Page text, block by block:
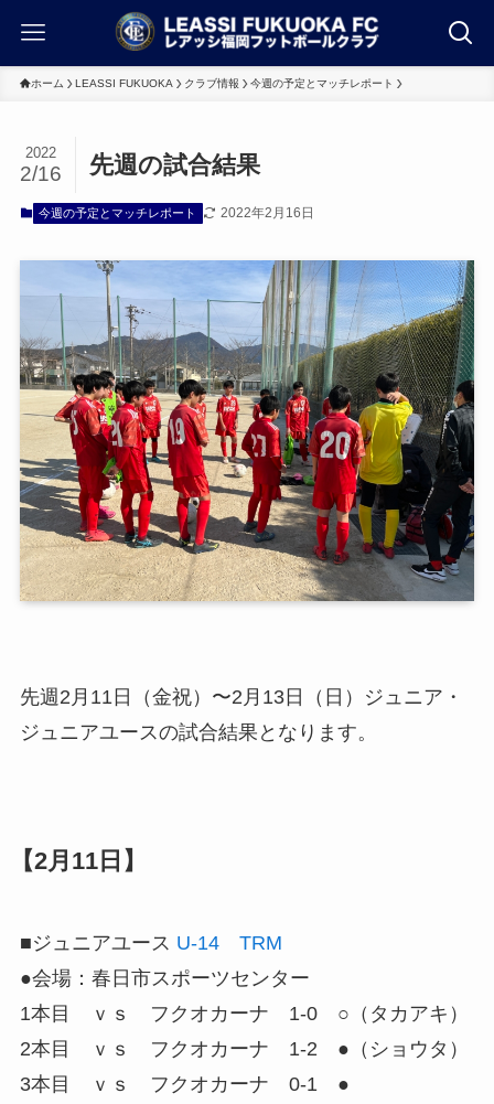
ホーム LEASSI FUKUOKA クラブ情報 今週の予定とマッチレポート
先週の試合結果
2022
2/16
今週の予定とマッチレポート 2022年2月16日
先週2月11日（金祝）〜2月13日（日）ジュニア・
ジュニアユースの試合結果となります。
【2月11日】
■ジュニアユース U-14 TRM
●会場：春日市スポーツセンター
1本目 ｖｓ フクオカーナ 1-0 ○（タカアキ）
2本目 ｖｓ フクオカーナ 1-2 ●（ショウタ）
3本目 ｖｓ フクオカーナ 0-1 ●